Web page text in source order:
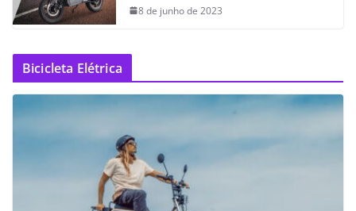
8 de junho de 2023
Bicicleta Elétrica